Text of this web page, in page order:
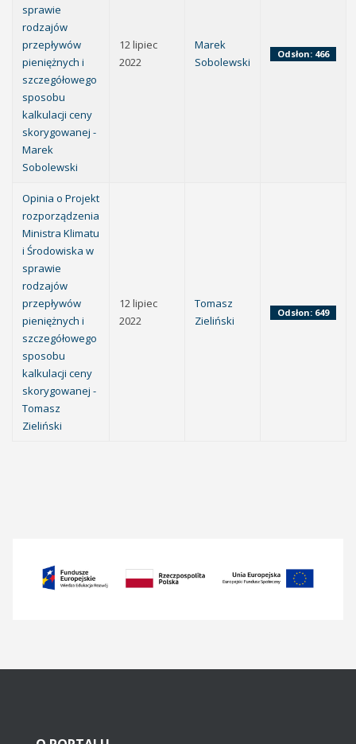
sprawie
rodzajów
przepływów
pieniężnych i
szczegółowego
sposobu
kalkulacji ceny
skorygowanej -
Marek
Sobolewski
12 lipiec
2022
Marek
Sobolewski
Odsłon: 466
Opinia o Projekt
rozporządzenia
Ministra Klimatu
i Środowiska w
sprawie
rodzajów
przepływów
pieniężnych i
szczegółowego
sposobu
kalkulacji ceny
skorygowanej -
Tomasz
Zieliński
12 lipiec
2022
Tomasz
Zieliński
Odsłon: 649